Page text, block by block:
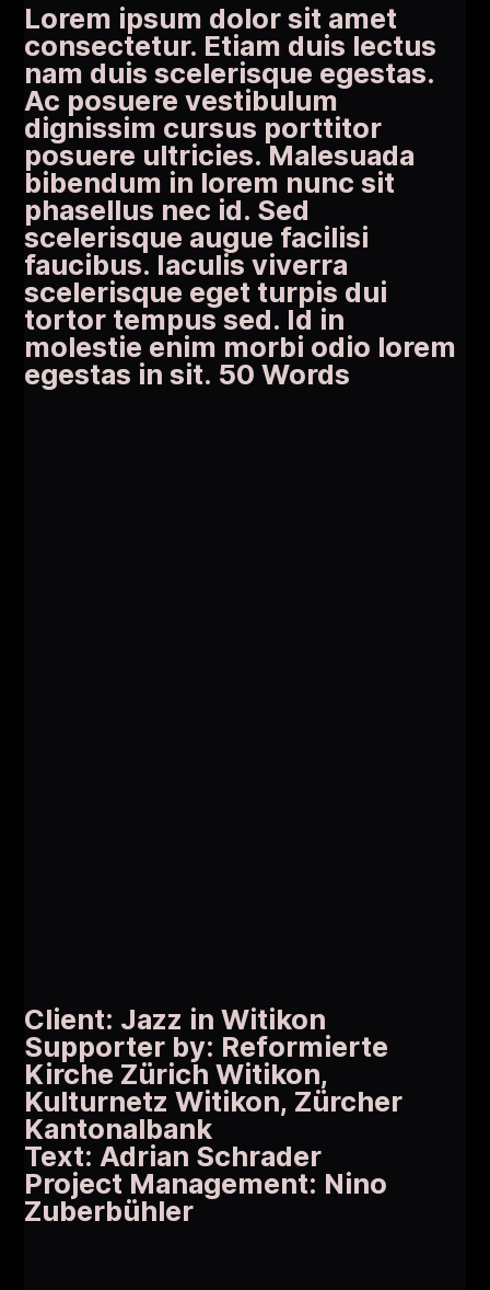
Lorem ipsum dolor sit amet
consectetur. Etiam duis lectus
nam duis scelerisque egestas.
Ac posuere vestibulum
dignissim cursus porttitor
posuere ultricies. Malesuada
bibendum in lorem nunc sit
phasellus nec id. Sed
scelerisque augue facilisi
faucibus. Iaculis viverra
scelerisque eget turpis dui
tortor tempus sed. Id in
molestie enim morbi odio lorem
egestas in sit. 50 Words
Client: Jazz in Witikon
Supporter by: Reformierte
Kirche Zürich Witikon,
Kulturnetz Witikon, Zürcher
Kantonalbank
Text: Adrian Schrader
Project Management: Nino
Zuberbühler